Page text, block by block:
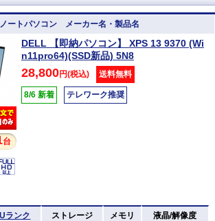
ートパソコン メーカー名・製品名
台
DELL 【即納パソコン】 XPS 13 9370 (Wi
n11pro64)(SSD新品) 5N8
28,800円(税込) 送料無料
8/6 新着 テレワーク推奨
ランク ストレージ メモリ 液晶/解像度